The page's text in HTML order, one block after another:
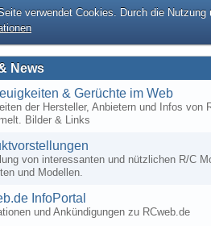
verwendet Cookies. Durch die
News
& Gerüchte im Web
der Hersteller, Anbietern und Infos von
Bilder & Links
von interessanten und nützlichen R/C
und Modellen.
InfoPortal
und Ankündigungen zu RCweb.de